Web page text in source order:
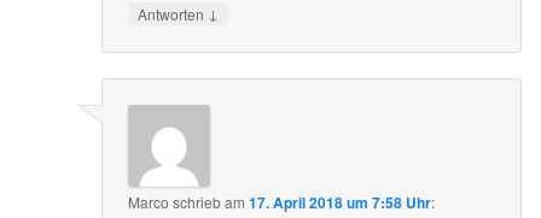
Antworten ↓
Marco schriebam17. April 2018 um 7:58 Uhr: